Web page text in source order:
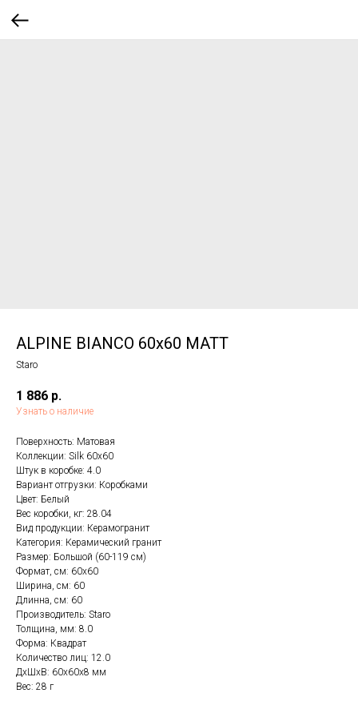
ALPINE BIANCO 60x60 MATT
Staro
1 886 р.
Узнать о наличие
Поверхность: Матовая
Коллекции: Silk 60х60
Штук в коробке: 4.0
Вариант отгрузки: Коробками
Цвет: Белый
Вес коробки, кг: 28.04
Вид продукции: Керамогранит
Категория: Керамический гранит
Размер: Большой (60-119 см)
Формат, см: 60x60
Ширина, см: 60
Длинна, см: 60
Производитель: Staro
Толщина, мм: 8.0
Форма: Квадрат
Количество лиц: 12.0
ДxШxВ: 60x60x8 мм
Вес: 28 г